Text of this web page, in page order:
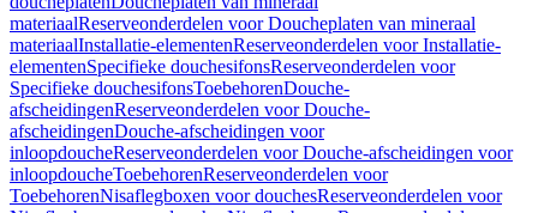
materiaalReserveonderdelen voor Doucheplaten van mineraal
materiaalInstallatie-elementenReserveonderdelen voor Installatie-
elementenSpecifieke douchesifonsReserveonderdelen voor
Specifieke douchesifonsToebehorenDouche-
afscheidingenReserveonderdelen voor Douche-
afscheidingenDouche-afscheidingen voor
inloopdoucheReserveonderdelen voor Douche-afscheidingen voor
inloopdoucheToebehorenReserveonderdelen voor
ToebehorenNisaflegboxen voor douchesReserveonderdelen voor